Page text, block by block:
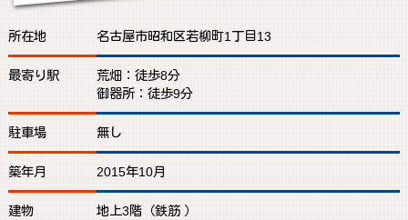
所在地 名古屋市昭和区若柳町1丁目13
最寄り駅
荒畑：徒歩8分
御器所：徒歩9分
駐車場 無し
築年月 2015年10月
建物 地上3階（鉄筋 ）